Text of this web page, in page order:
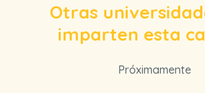
Otras
imparten esta
Próximamente